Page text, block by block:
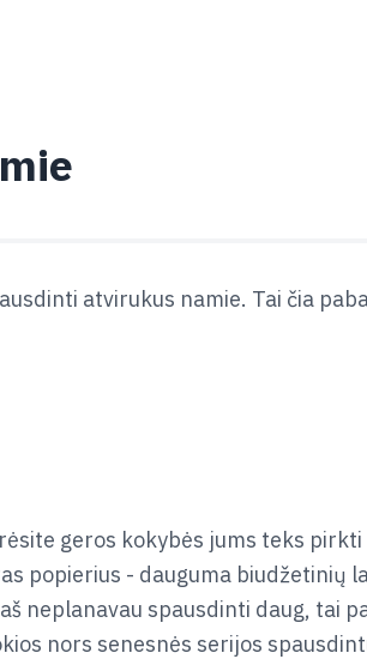
atvirukus namie. Tai čia
geros kokybės jums teks
popierius - dauguma biudžetinių
neplanavau spausdinti daug, tai
nors senesnės serijos